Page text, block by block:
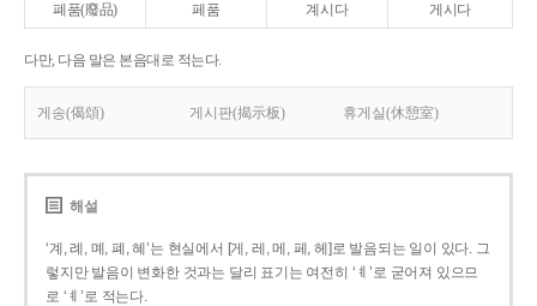
폐품(廢品) 페품 계시다 게시다
다만, 다음 말은 본음대로 적는다.
게송(偈頌) 게시판(揭示板) 휴게실(休憩室)
해설
‘계, 례, 몌, 폐, 혜’는 현실에서 [게, 레, 메, 페, 헤]로 발음되는 일이 있다. 그
렇지만 발음이 변화한 것과는 달리 표기는 여전히 ‘ㅖ’로 굳어져 있으므
로 ‘ㅖ’로 적는다.